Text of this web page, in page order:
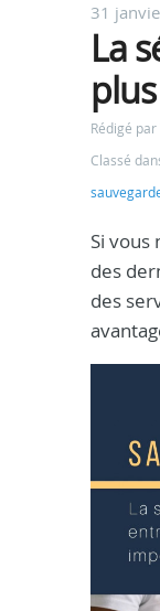
31
La
Rédigé
Classé
Si vous
des
des